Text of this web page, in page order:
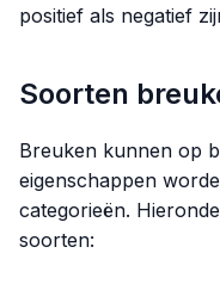
positief als negatief
Soorten
Breuken kunnen op
eigenschappen
categorieën.
soorten: